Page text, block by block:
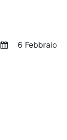
6 Febbraio